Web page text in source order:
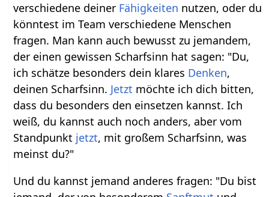
verschiedene deiner Fähigkeiten nutzen, oder du
könntest im Team verschiedene Menschen
fragen. Man kann auch bewusst zu jemandem,
der einen gewissen Scharfsinn hat sagen: "Du,
ich schätze besonders dein klares Denken,
deinen Scharfsinn. Jetzt möchte ich dich bitten,
dass du besonders den einsetzen kannst. Ich
weiß, du kannst auch noch anders, aber vom
Standpunkt jetzt, mit großem Scharfsinn, was
meinst du?"
Und du kannst jemand anderes fragen: "Du bist